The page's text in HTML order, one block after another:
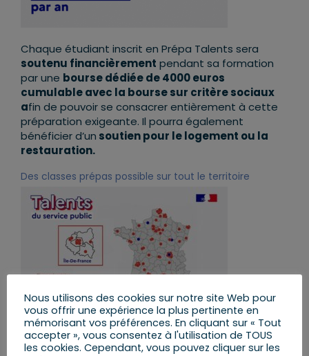
Chaque étudiant inscrit en Prépa Talents sera
soutenu financièrement pendant sa formation
par une bourse dédiée de 4000 euros
cumulable avec la bourse sur critère sociaux
afin de pouvoir se consacrer entièrement à cette
préparation exigeante. Il pourra également
bénéficier d’un soutien pour le logement ou la
restauration.
Des classes prépas possible sur tout le territoire
Les 1 000 places supplémentaires créées dès cette
année grâce à un financement du ministère de la
Nous utilisons des cookies sur notre site Web pour
vous offrir une expérience la plus pertinente en
mémorisant vos préférences. En cliquant sur « Tout
accepter », vous consentez à l'utilisation de TOUS
les cookies. Cependant, vous pouvez cliquer sur les